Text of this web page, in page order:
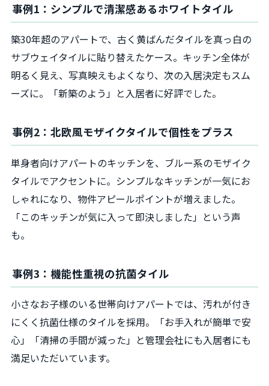
事例1：シンプルで清潔感あるホワイトタイル
築30年超のアパートで、古く黄ばんだタイルを真っ白の
サブウェイタイルに貼り替えたケース。キッチン全体が
明るく見え、写真映えもよくなり、次の入居決定もスム
ーズに。「新築のよう」と入居者に好評でした。
事例2：北欧風モザイクタイルで個性をプラス
単身者向けアパートのキッチンを、ブルー系のモザイク
タイルでアクセントに。シンプルなキッチンが一気にお
しゃれになり、物件アピールポイントが増えました。
「このキッチンが気に入って即決しました」という声
も。
事例3：機能性重視の抗菌タイル
小さなお子様のいる世帯向けアパートでは、汚れが付き
にくく抗菌仕様のタイルを採用。「お手入れが簡単で安
心」「清掃の手間が減った」と管理会社にも入居者にも
満足いただいています。